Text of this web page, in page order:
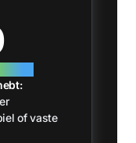
of vaste